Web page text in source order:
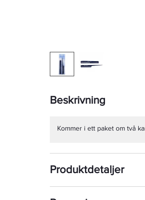
Beskrivning
Kommer i ett paket om två
Produktdetaljer